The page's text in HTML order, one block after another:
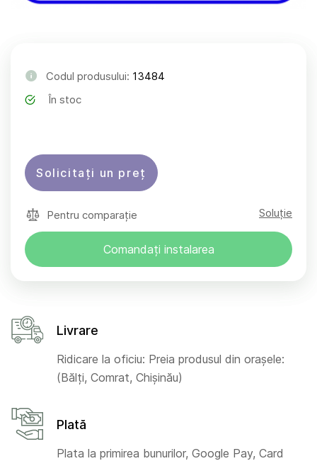
Codul produsului: 13484
În stoc
Solicitați un preț
Pentru comparație Soluție
Comandați instalarea
Livrare
Ridicare la oficiu: Preia produsul din orașele:
(Bălți, Comrat, Chișinău)
Plată
Plata la primirea bunurilor, Google Pay, Card